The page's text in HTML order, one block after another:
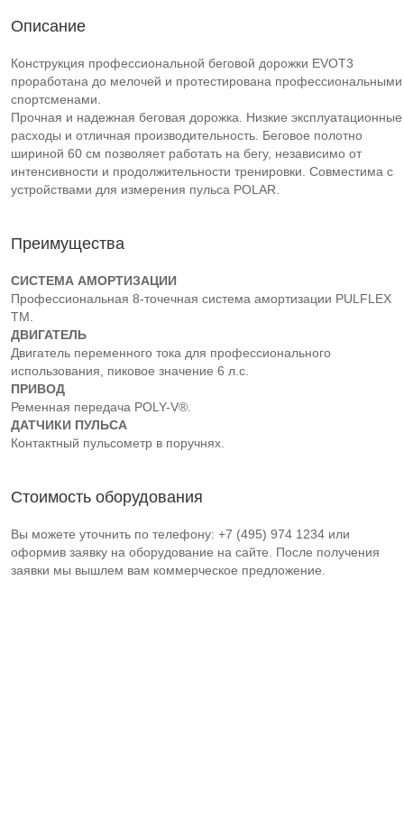
Описание
Конструкция профессиональной беговой дорожки EVOT3
проработана до мелочей и протестирована профессиональными
спортсменами.
Прочная и надежная беговая дорожка. Низкие эксплуатационные
расходы и отличная производительность. Беговое полотно
шириной 60 см позволяет работать на бегу, независимо от
интенсивности и продолжительности тренировки. Cовместима с
устройствами для измерения пульса POLAR.
Преимущества
СИСТЕМА АМОРТИЗАЦИИ
Профессиональная 8-точечная система амортизации PULFLEX
TM.
ДВИГАТЕЛЬ
Двигатель переменного тока для профессионального
использования, пиковое значение 6 л.с.
ПРИВОД
Ременная передача POLY-V®.
ДАТЧИКИ ПУЛЬСА
Контактный пульсометр в поручнях.
Стоимость оборудования
Вы можете уточнить по телефону: +7 (495) 974 1234 или
оформив заявку на оборудование на сайте. После получения
заявки мы вышлем вам коммерческое предложение.